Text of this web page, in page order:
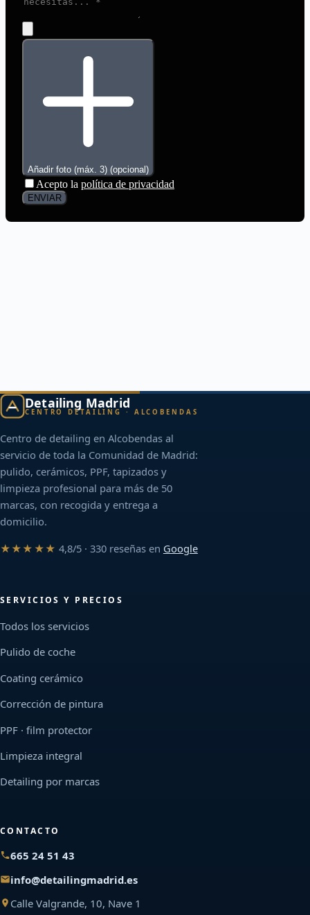
Detailing Madrid
CENTRO DETAILING · ALCOBENDAS
Centro de detailing en Alcobendas al
servicio de toda la Comunidad de Madrid:
pulido, cerámicos, PPF, tapizados y
limpieza profesional para más de 50
marcas, con recogida y entrega a
domicilio.
★★★★★ 4,8/5 · 330 reseñas en Google
SERVICIOS Y PRECIOS
Todos los servicios
Pulido de coche
Coating cerámico
Corrección de pintura
PPF · film protector
Limpieza integral
Detailing por marcas
CONTACTO
665 24 51 43
info@detailingmadrid.es
Calle Valgrande, 10, Nave 1